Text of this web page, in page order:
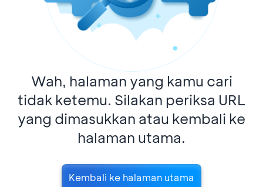
Wah, halaman yang kamu cari
tidak ketemu. Silakan periksa URL
yang dimasukkan atau kembali ke
halaman utama.
Kembali ke halaman utama